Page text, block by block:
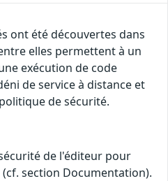
ont été découvertes dans
elles permettent à un
exécution de code
de service à distance et
de sécurité.
de l'éditeur pour
section Documentation).